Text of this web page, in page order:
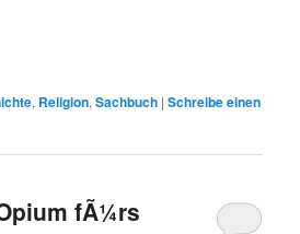
, Religion,Sachbuch |Schreibe einen
fÃ¼rs